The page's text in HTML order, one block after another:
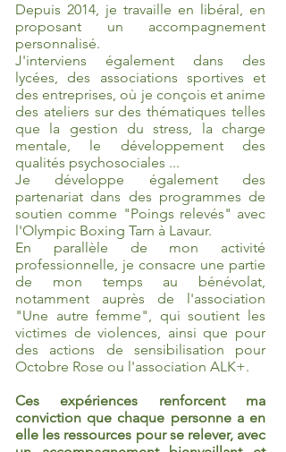
Depuis 2014, je travaille en libéral, en
proposant un accompagnement
personnalisé.
J'interviens également dans des
lycées, des associations sportives et
des entreprises, où je conçois et anime
des ateliers sur des thématiques telles
que la gestion du stress, la charge
mentale, le développement des
qualités psychosociales ...
Je développe également des
partenariat dans des programmes de
soutien comme "Poings relevés" avec
l'Olympic Boxing Tarn à Lavaur.
En parallèle de mon activité
professionnelle, je consacre une partie
de mon temps au bénévolat,
notamment auprès de l'association
"Une autre femme", qui soutient les
victimes de violences, ainsi que pour
des actions de sensibilisation pour
Octobre Rose ou l'association ALK+.
Ces expériences renforcent ma
conviction que chaque personne a en
elle les ressources pour se relever, avec